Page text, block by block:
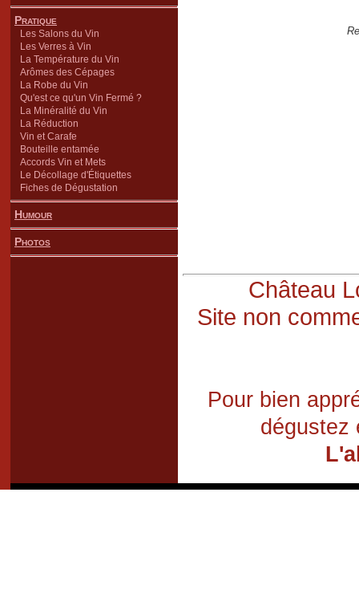
Pratique
Les Salons du Vin
Les Verres à Vin
La Température du Vin
Arômes des Cépages
La Robe du Vin
Qu'est ce qu'un Vin Fermé ?
La Minéralité du Vin
La Réduction
Vin et Carafe
Bouteille entamée
Accords Vin et Mets
Le Décollage d'Étiquettes
Fiches de Dégustation
Humour
Photos
Château
Site non
Pour bien
dégustez